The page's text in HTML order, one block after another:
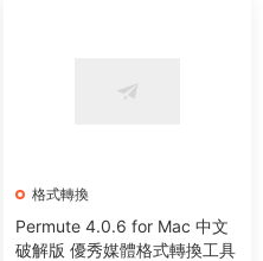
格式轉換
Permute 4.0.6 for Mac 中文
破解版 優秀媒體格式轉換工具